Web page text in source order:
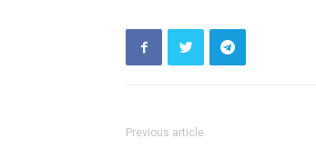
Previous article